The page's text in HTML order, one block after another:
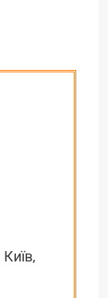
Київ,